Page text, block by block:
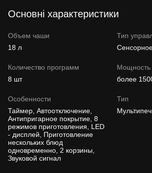
Основні характеристики
Объем чаши
18 л
Тип
Количество программ
8 шт
Мощность
более
Особенности
Таймер, Автоотключение,
Антипригарное покрытие, 8
режимов приготовления, LED
- дисплей, Приготовление
нескольких блюд
одновременно, 2 корзины,
Звуковой сигнал
Тип